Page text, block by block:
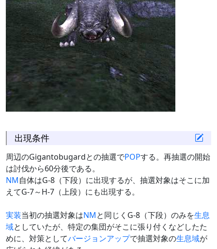
出現条件
周辺のGigantobugardとの抽選でPOPする。再抽選の開始
は討伐から60分後である。
NM自体はG-8（下段）に出現するが、抽選対象はそこに加
えてG-7～H-7（上段）にも出現する。
実装当初の抽選対象はNMと同じくG-8（下段）のみを生息
域としていたが、特定の集団がそこに張り付くなどしたた
めに、対策としてバージョンアップで抽選対象の生息域が